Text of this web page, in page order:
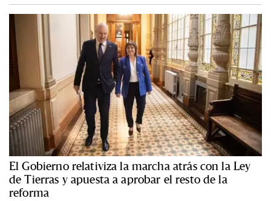
El Gobierno relativiza la marcha atrás con la Ley
de Tierras y apuesta a aprobar el resto de la
reforma